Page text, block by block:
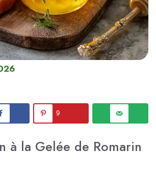
9
à la Gelée de Romarin